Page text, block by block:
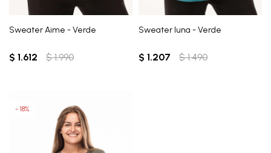
Sweater Aime - Verde
$ 1.612 $ 1.990
Sweater luna - Verde
$ 1.207 $ 1.490
18